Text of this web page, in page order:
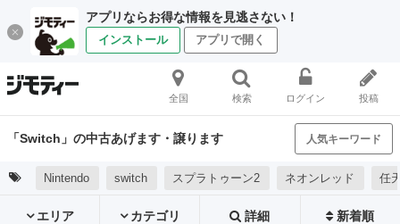
アプリならお得な情報を見逃さない！
インストール アプリで開く
全国 検索 ログイン 投稿
「Switch」の中古あげます・譲ります 人気キーワード
Nintendo switch スプラトゥーン2 ネオンレッド 任
エリア カテゴリ 詳細 新着順